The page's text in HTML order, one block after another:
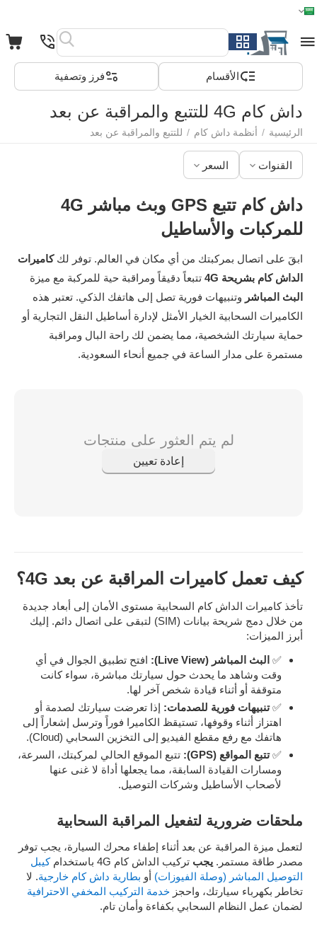
الأقسام فرز وتصفية
داش كام 4G للتتبع والمراقبة عن بعد
الرئيسية / أنظمة داش كام / للتتبع والمراقبة عن بعد
القنوات السعر
داش كام تتبع GPS وبث مباشر 4G
للمركبات والأساطيل
ابقَ على اتصال بمركبتك من أي مكان في العالم. توفر لككاميرات
الداش كام بشريحة 4G
تتبعاً دقيقاً ومراقبة حية للمركبة مع ميزة
البث المباشر وتنبيهات فورية تصل إلى هاتفك الذكي. تعتبر هذه
الكاميرات السحابية الخيار الأمثل لإدارة أساطيل النقل التجارية أو
حماية سيارتك الشخصية، مما يضمن لك راحة البال ومراقبة
مستمرة على مدار الساعة في جميع أنحاء السعودية.
لم يتم العثور على منتجات
إعادة تعيين
كيف تعمل كاميرات المراقبة عن بعد 4G؟
تأخذ كاميرات الداش كام السحابية مستوى الأمان إلى أبعاد جديدة
من خلال دمج شريحة بيانات (SIM) لتبقى على اتصال دائم. إليك
أبرز الميزات:
✅ البث المباشر (Live View):
افتح تطبيق الجوال في أي
وقت وشاهد ما يحدث حول سيارتك مباشرة، سواء كانت
متوقفة أو أثناء قيادة شخص آخر لها.
✅تنبيهات فورية للصدمات: إذا تعرضت سيارتك لصدمة أو
اهتزاز أثناء وقوفها، تستيقظ الكاميرا فوراً وترسل إشعاراً إلى
هاتفك مع رفع مقطع الفيديو إلى التخزين السحابي (Cloud).
✅تتبع المواقع (GPS):
تتبع الموقع الحالي لمركبتك، السرعة،
ومسارات القيادة السابقة، مما يجعلها أداة لا غنى عنها
لأصحاب الأساطيل وشركات التوصيل.
ملحقات ضرورية لتفعيل المراقبة السحابية
لتعمل ميزة المراقبة عن بعد أثناء إطفاء محرك السيارة، يجب توفر
مصدر طاقة مستمر. يجب تركيب الداش كام 4G باستخدام
كيبل
التوصيل المباشر (وصلة الفيوزات) أو بطارية داش كام خارجية. لا
تخاطر بكهرباء سيارتك، واحجز خدمة التركيب المخفي الاحترافية
لضمان عمل النظام السحابي بكفاءة وأمان تام.
الرئيسية القائمة بحث السلة قائمة المفضلة